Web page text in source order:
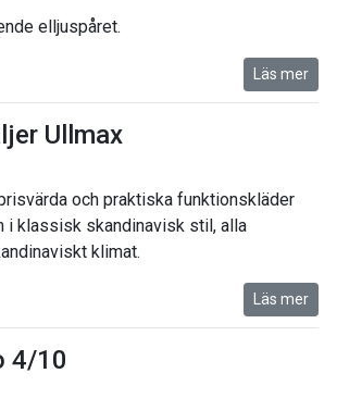
elljuspåret.
Läs mer
Ullmax
och praktiska funktionskläder
i klassisk skandinavisk stil, alla
klimat.
Läs mer
4/10